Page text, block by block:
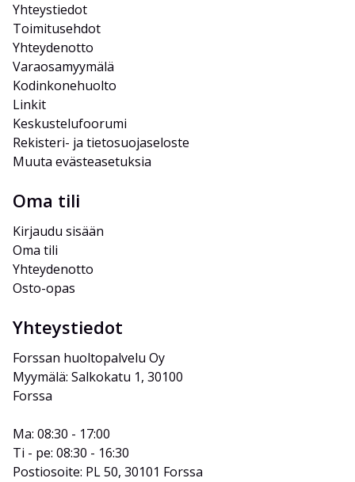
Yhteystiedot
Toimitusehdot
Yhteydenotto
Varaosamyymälä
Kodinkonehuolto
Linkit
Keskustelufoorumi
Rekisteri- ja tietosuojaseloste
Muuta evästeasetuksia
Oma tili
Kirjaudu sisään
Oma tili
Yhteydenotto
Osto-opas
Yhteystiedot
Forssan huoltopalvelu Oy
Myymälä: Salkokatu 1, 30100
Forssa
Ma: 08:30 - 17:00
Ti - pe: 08:30 - 16:30
Postiosoite: PL 50, 30101 Forssa